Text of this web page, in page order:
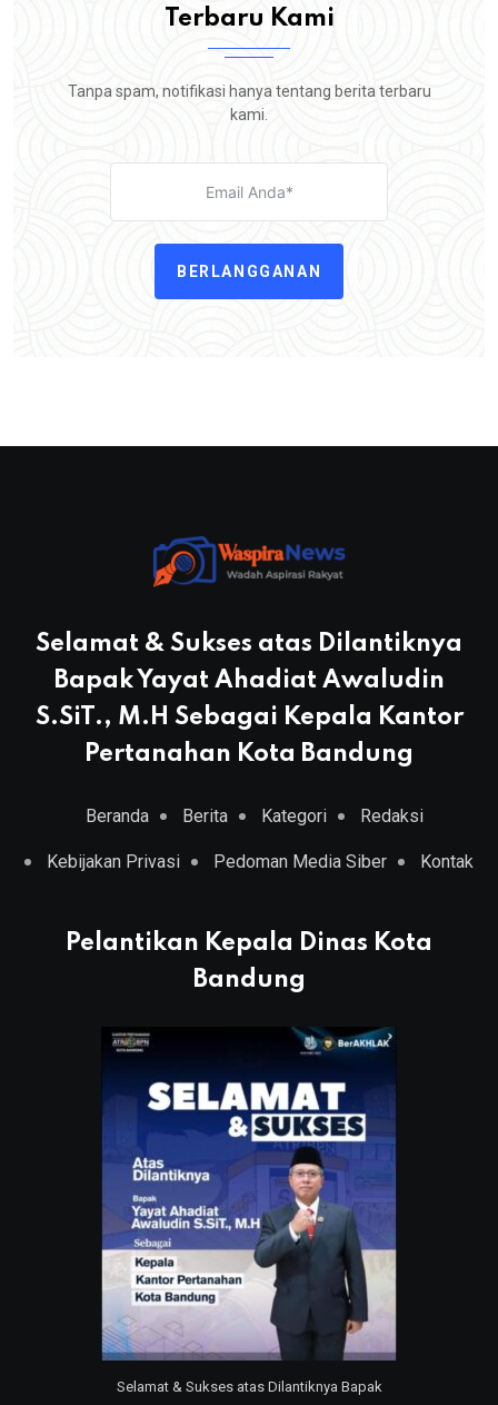
Terbaru Kami
Tanpa spam, notifikasi hanya tentang berita terbaru
kami.
BERLANGGANAN
Selamat & Sukses atas Dilantiknya
Bapak Yayat Ahadiat Awaludin
S.SiT., M.H Sebagai Kepala Kantor
Pertanahan Kota Bandung
Beranda Berita Kategori Redaksi
Kebijakan Privasi Pedoman Media Siber Kontak
Pelantikan Kepala Dinas Kota
Bandung
Selamat & Sukses atas Dilantiknya Bapak